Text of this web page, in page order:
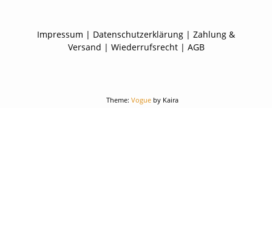
Impressum | Datenschutzerklärung | Zahlung &
Versand | Wiederrufsrecht| AGB
Theme: Vogueby Kaira